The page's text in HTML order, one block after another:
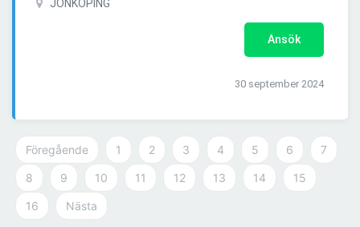
JÖNKÖPING
Ansök
30 september 2024
Föregående 1 2 3 4 5 6 7
8 9 10 11 12 13 14 15
16 Nästa